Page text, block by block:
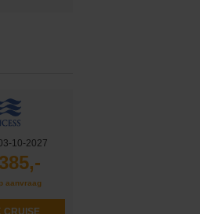
10-2027
aanvraag
CRUISE